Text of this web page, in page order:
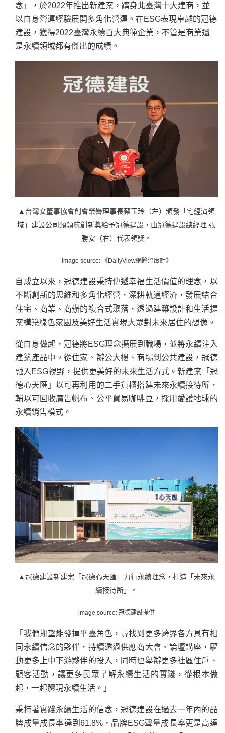
念」，於2022年推出新建案，躋身北臺灣十大建商，並
以自身營運經驗展開多角化營運。在ESG表現卓越的冠德
建設，獲得2022臺灣永續百大典範企業，不管是商業還
是永續領域都有傑出的成績。
▲台灣女董事協會創會榮譽理事長蔡玉玲（左）頒發「宅經濟領
域」建設公司類領航創新獎給予冠德建設，由冠德建設總經理 張
勝安（右）代表領獎。
image source: 《DailyView網路溫度計》
自成立以來，冠德建設秉持傳遞幸福生活價值的理念，以
不斷創新的思維和多角化經營，深耕軌道經濟，發展結合
住宅、商業、商辦的複合式聚落，透過建築設計和生活提
案構築綠色家園及美好生活實現大眾對未來居住的想像。
從自身做起，冠德將ESG理念擴展到職場，並將永續注入
建築產品中。從住家、辦公大樓、商場到公共建設，冠德
融入ESG視野，提供更美好的未來生活方式。新建案「冠
德心天匯」以可再利用的二手貨櫃搭建未來永續接待所，
輔以可回收廣告帆布、公平貿易咖啡豆，採用愛護地球的
永續銷售模式。
▲冠德建設新建案「冠德心天匯」力行永續理念，打造「未來永
續接待所」。
image source: 冠德建設提供
「我們期望能發揮平臺角色，尋找到更多跨界各方具有相
同永續信念的夥伴，持續透過供應商大會、論壇講座，驅
動更多上中下游夥伴的投入，同時也舉辦更多社區住戶、
顧客活動，讓更多民眾了解永續生活的實踐，從根本做
起，一起體現永續生活。」
秉持著實踐永續生活的信念，冠德建設在過去一年內的品
牌成量成長率達到61.8%，品牌ESG聲量成長率更是高達